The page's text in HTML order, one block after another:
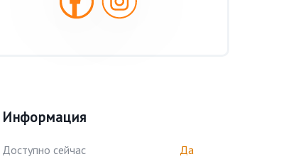
Информация
Доступно сейчас Да